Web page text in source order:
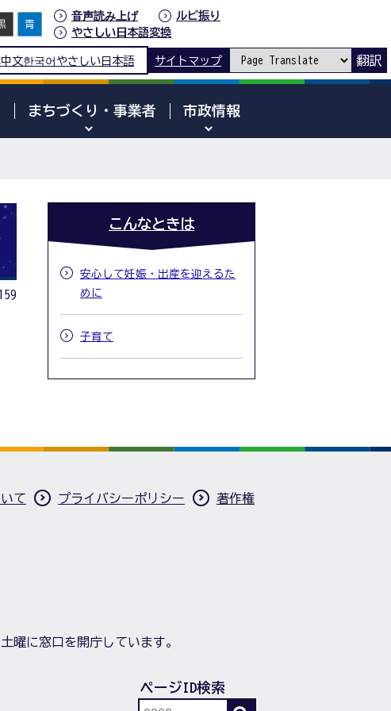
音声読み上げ
ルビ振り
やさしい日本語変換
文한국어 やさしい日本語 サイトマップ 翻訳
まちづくり・事業者 市政情報
こんなときは
安心して妊娠・出産を迎えるた
めに
子育て
て プライバシーポリシー 著作権
曜に窓口を開庁しています。
ページID検索